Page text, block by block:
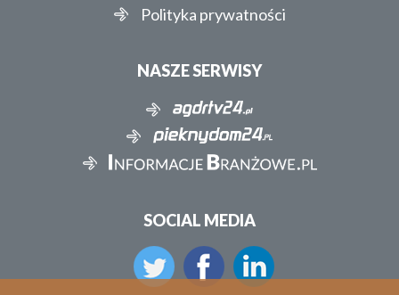
Polityka prywatności
NASZE SERWISY
SOCIAL MEDIA